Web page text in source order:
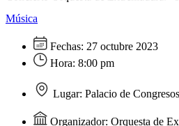
Música
Fechas: 27 octubre 2023
Hora: 8:00 pm
Lugar: Palacio de Congresos
Organizador: Orquesta de